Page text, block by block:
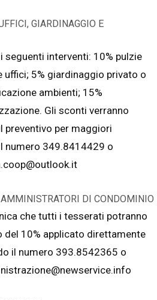
GIARDINAGGIO E
interventi: 10% pulzie
uffici; 5% giardinaggio privato o
ambienti; 15%
Gli sconti verranno
preventivo per maggiori
numero 349.8414429 o
DI CONDOMINIO
che tutti i tesserati potranno
del 10% applicato direttamente
il numero 393.8542365 o